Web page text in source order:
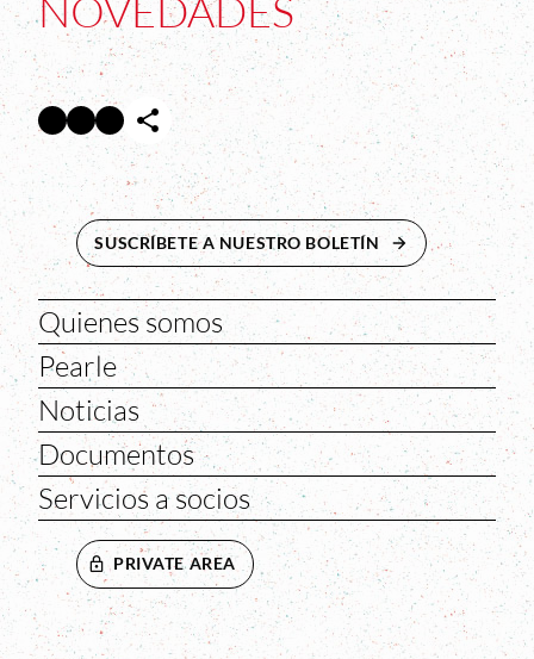
NOVEDADES
Facebook Abre en nueva ventana
Twitter Abre en nueva ventana
InstagramAbre en nueva ventana
SUSCRÍBETE A NUESTRO BOLETÍN ABRE EN NUEVA
Quienes somos
Pearle
Noticias
Documentos
Servicios a socios
PRIVATE AREA